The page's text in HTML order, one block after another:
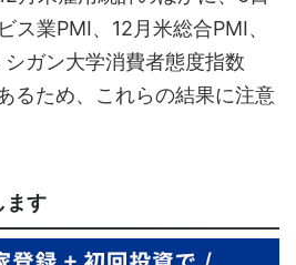
ス業PMI、12月米総合PMI、
ガン大学消費者態度指数
るため、これらの結果に注意
ます